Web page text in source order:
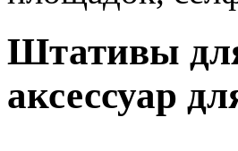
Штативы
аксессуар